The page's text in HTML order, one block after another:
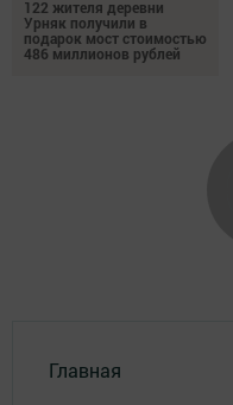
122 жителя деревни
Урняк получили в
подарок мост стоимостью
486 миллионов рублей
Главная